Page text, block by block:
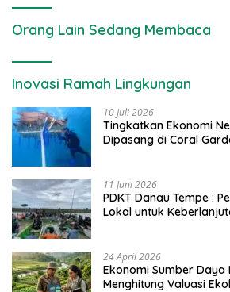
Orang Lain Sedang Membaca
Inovasi Ramah Lingkungan
10 Juli 2026
Tingkatkan Ekonomi
Dipasang di Coral
11 Juni 2026
PDKT Danau Tempe :
Lokal untuk
24 April 2026
Ekonomi Sumber Daya
Menghitung Valuasi